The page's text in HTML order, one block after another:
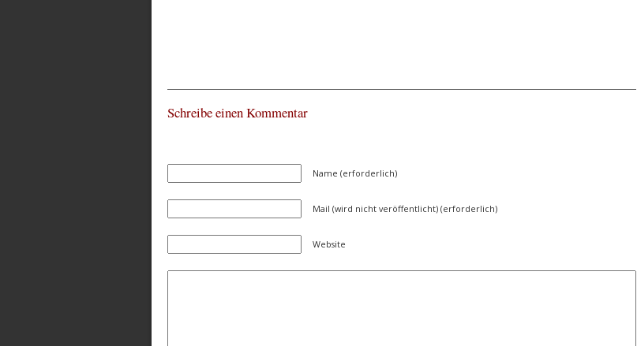
Schreibe einen Kommentar
Name (erforderlich)
Mail (wird nicht veröffentlicht) (erforderlich)
Website